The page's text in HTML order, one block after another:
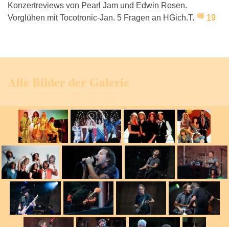
Konzertreviews von Pearl Jam und Edwin Rosen.
Vorglühen mit Tocotronic-Jan. 5 Fragen an HGich.T.
19
Alle Bilder der Galerie